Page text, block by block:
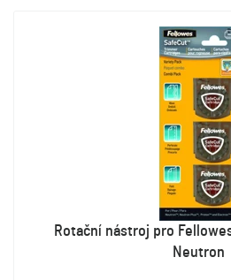
Rotační nástroj pro
Neutron